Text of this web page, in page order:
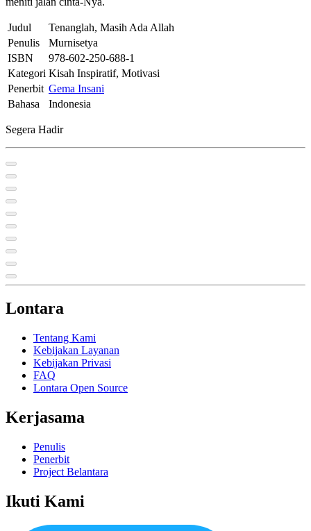
Judul
Tenanglah, Masih Ada Allah
Penulis
Murnisetya
ISBN
978-602-250-688-1
Kategori Kisah Inspiratif, Motivasi
Penerbit Gema Insani
Bahasa
Indonesia
Segera Hadir
Lontara
Tentang Kami
Kebijakan Layanan
Kebijakan Privasi
FAQ
Lontara Open Source
Kerjasama
Penulis
Penerbit
Project Belantara
Ikuti Kami